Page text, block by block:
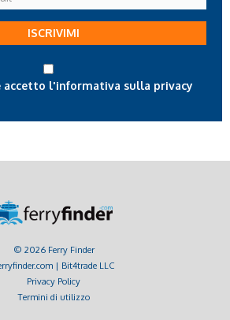
ISCRIVIMI
accetto l'informativa sulla privacy
© 2026 Ferry Finder
| Bit4trade LLC
Privacy Policy
Termini di utilizzo